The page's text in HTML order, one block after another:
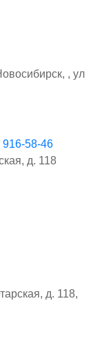
, ул
916-58-46
д. 118
д. 118,